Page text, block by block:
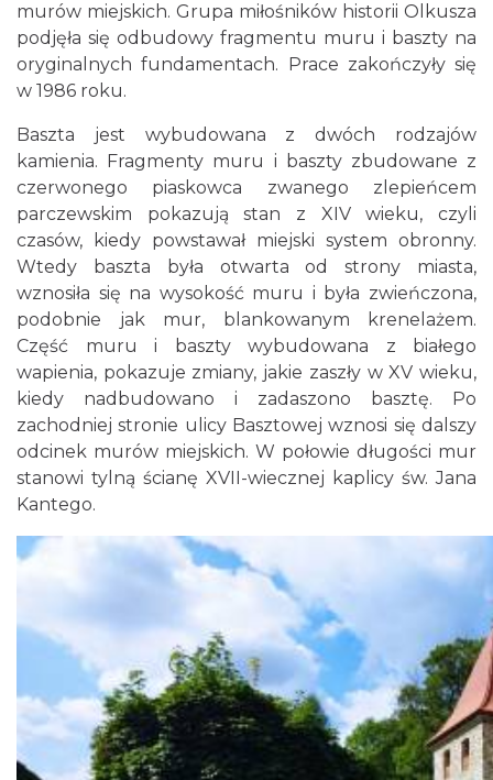
murów miejskich. Grupa miłośników historii Olkusza
podjęła się odbudowy fragmentu muru i baszty na
oryginalnych fundamentach. Prace zakończyły się
w 1986 roku.
Baszta jest wybudowana z dwóch rodzajów
kamienia. Fragmenty muru i baszty zbudowane z
czerwonego piaskowca zwanego zlepieńcem
parczewskim pokazują stan z XIV wieku, czyli
czasów, kiedy powstawał miejski system obronny.
Wtedy baszta była otwarta od strony miasta,
wznosiła się na wysokość muru i była zwieńczona,
podobnie jak mur, blankowanym krenelażem.
Część muru i baszty wybudowana z białego
wapienia, pokazuje zmiany, jakie zaszły w XV wieku,
kiedy nadbudowano i zadaszono basztę. Po
zachodniej stronie ulicy Basztowej wznosi się dalszy
odcinek murów miejskich. W połowie długości mur
stanowi tylną ścianę XVII-wiecznej kaplicy św. Jana
Kantego.